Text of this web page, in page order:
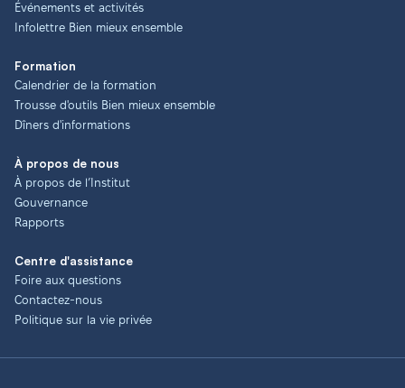
Événements et activités
Infolettre Bien mieux ensemble
Formation
Calendrier de la formation
Trousse d'outils Bien mieux ensemble
Dîners d'informations
À propos de nous
À propos de l’Institut
Gouvernance
Rapports
Centre d'assistance
Foire aux questions
Contactez-nous
Politique sur la vie privée